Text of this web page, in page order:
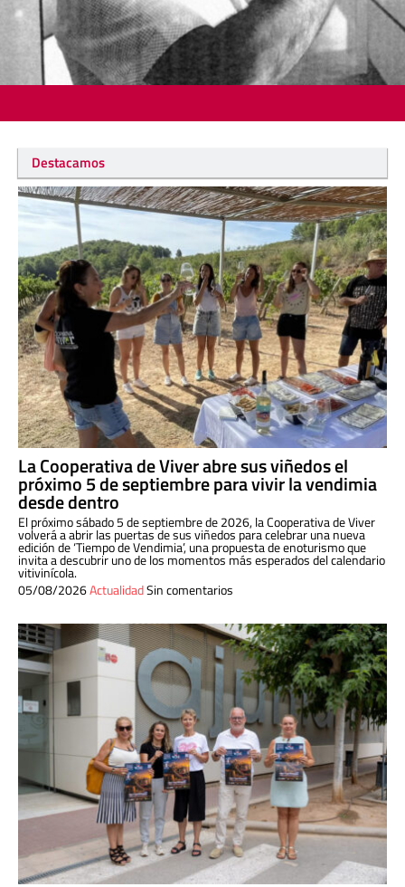
Destacamos
La Cooperativa de Viver abre sus viñedos el
próximo 5 de septiembre para vivir la vendimia
desde dentro
El próximo sábado 5 de septiembre de 2026, la Cooperativa de Viver
volverá a abrir las puertas de sus viñedos para celebrar una nueva
edición de ‘Tiempo de Vendimia’, una propuesta de enoturismo que
invita a descubrir uno de los momentos más esperados del calendario
vitivinícola.
05/08/2026ActualidadSin comentarios